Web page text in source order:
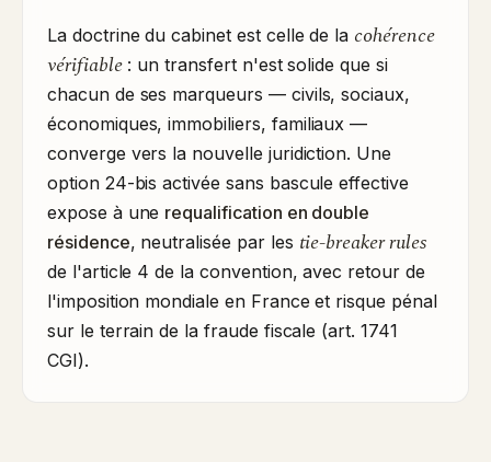
La doctrine du cabinet est celle de la cohérence
vérifiable: un transfert n'est solide que si
chacun de ses marqueurs — civils, sociaux,
économiques, immobiliers, familiaux —
converge vers la nouvelle juridiction. Une
option 24-bis activée sans bascule effective
expose à une requalification en double
résidence, neutralisée par les tie-breaker rules
de l'article 4 de la convention, avec retour de
l'imposition mondiale en France et risque pénal
sur le terrain de la fraude fiscale (art. 1741
CGI).